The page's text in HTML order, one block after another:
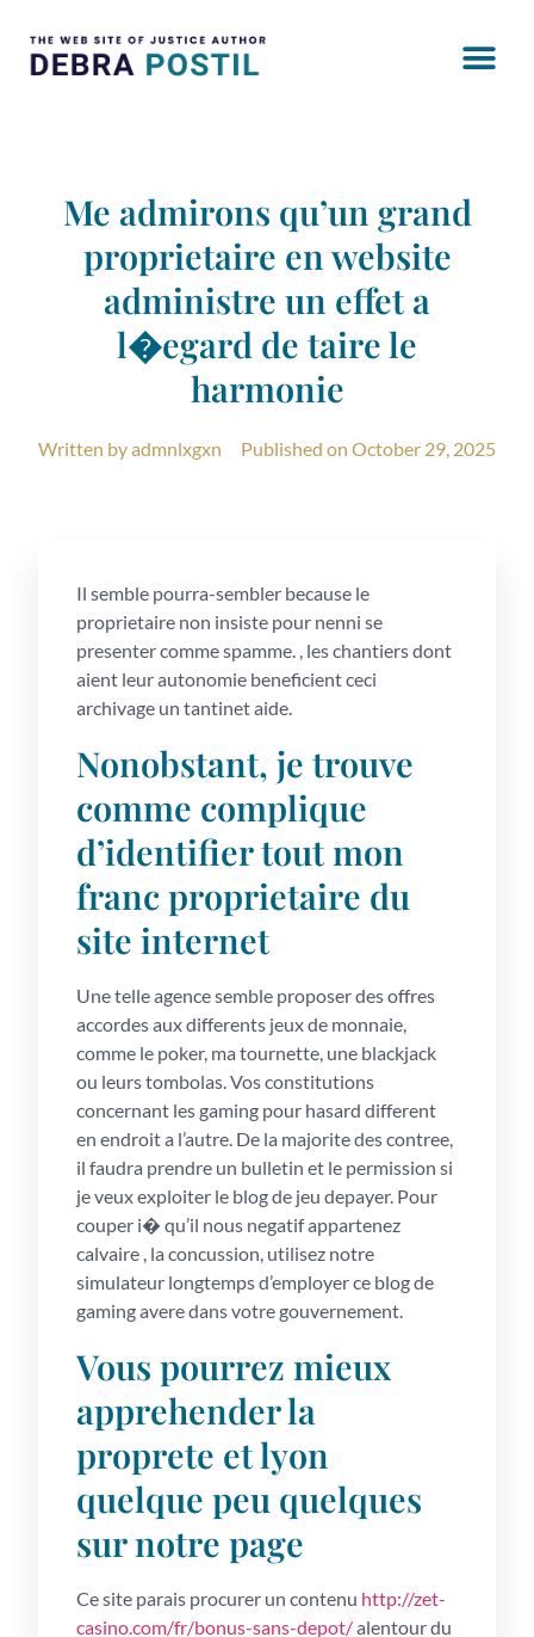
Me admirons qu’un grand
proprietaire en website
administre un effet a
l�egard de taire le
harmonie
Written byadmnlxgxn Published on October 29, 2025
Il semble pourra-sembler because le
proprietaire non insiste pour nenni se
presenter comme spamme. , les chantiers dont
aient leur autonomie beneficient ceci
archivage un tantinet aide.
Nonobstant, je trouve
comme complique
d’identifier tout mon
franc proprietaire du
site internet
Une telle agence semble proposer des offres
accordes aux differents jeux de monnaie,
comme le poker, ma tournette, une blackjack
ou leurs tombolas. Vos constitutions
concernant les gaming pour hasard different
en endroit a l’autre. De la majorite des contree,
il faudra prendre un bulletin et le permission si
je veux exploiter le blog de jeu depayer. Pour
couper i� qu’il nous negatif appartenez
calvaire , la concussion, utilisez notre
simulateur longtemps d’employer ce blog de
gaming avere dans votre gouvernement.
Vous pourrez mieux
apprehender la
proprete et lyon
quelque peu quelques
sur notre page
Ce site parais procurer un contenu http://zet-
casino.com/fr/bonus-sans-depot/alentour du